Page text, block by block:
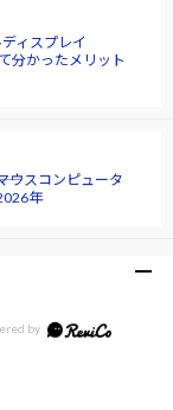
ィスプレイ
分かったメリット
ウスコンピュータ
年